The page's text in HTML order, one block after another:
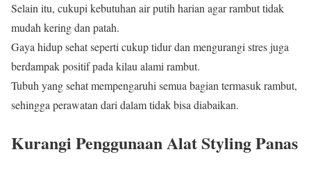
Selain itu, cukupi kebutuhan air putih harian agar rambut tidak
mudah kering dan patah.
Gaya hidup sehat seperti cukup tidur dan mengurangi stres juga
berdampak positif pada kilau alami rambut.
Tubuh yang sehat mempengaruhi semua bagian termasuk rambut,
sehingga perawatan dari dalam tidak bisa diabaikan.
Kurangi Penggunaan Alat Styling Panas